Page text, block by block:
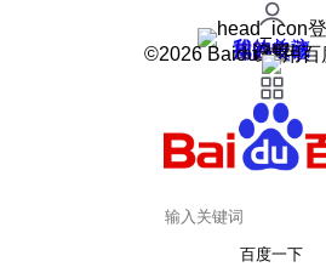
我的关注
我的收藏
皮肤中心
用户反馈
设置
©2026 Baidu 使用百
百度一下